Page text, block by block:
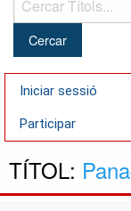
Títols...
Iniciar sessió
Participar
TÍTOL: